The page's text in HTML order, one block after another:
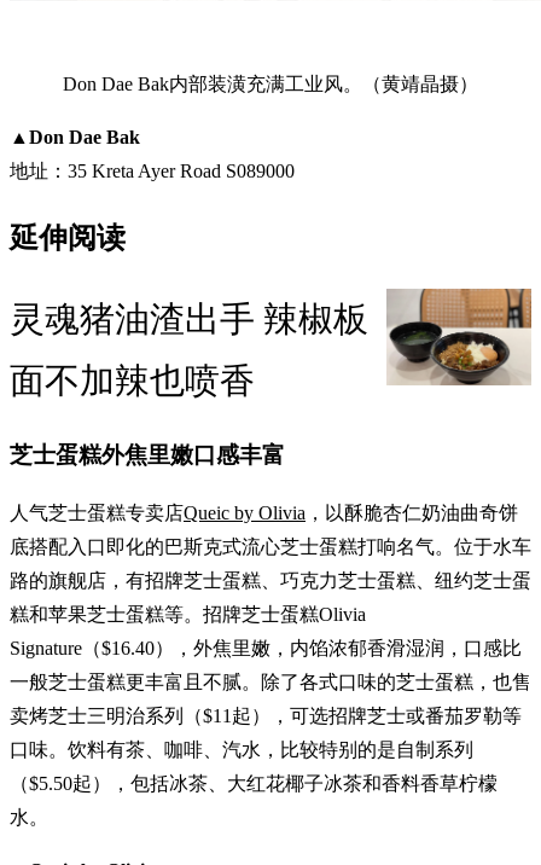
Don Dae Bak内部装潢充满工业风。（黄靖晶摄）
▲ Don Dae Bak
地址：35 Kreta Ayer Road S089000
延伸阅读
灵魂猪油渣出手 辣椒板
面不加辣也喷香
芝士蛋糕外焦里嫩口感丰富
人气芝士蛋糕专卖店Queic by Olivia ，以酥脆杏仁奶油曲奇饼
底搭配入口即化的巴斯克式流心芝士蛋糕打响名气。位于水车
路的旗舰店，有招牌芝士蛋糕、巧克力芝士蛋糕、纽约芝士蛋
糕和苹果芝士蛋糕等。招牌芝士蛋糕Olivia
Signature（$16.40），外焦里嫩，内馅浓郁香滑湿润，口感比
一般芝士蛋糕更丰富且不腻。除了各式口味的芝士蛋糕，也售
卖烤芝士三明治系列（$11起），可选招牌芝士或番茄罗勒等
口味。饮料有茶、咖啡、汽水，比较特别的是自制系列
（$5.50起），包括冰茶、大红花椰子冰茶和香料香草柠檬
水。